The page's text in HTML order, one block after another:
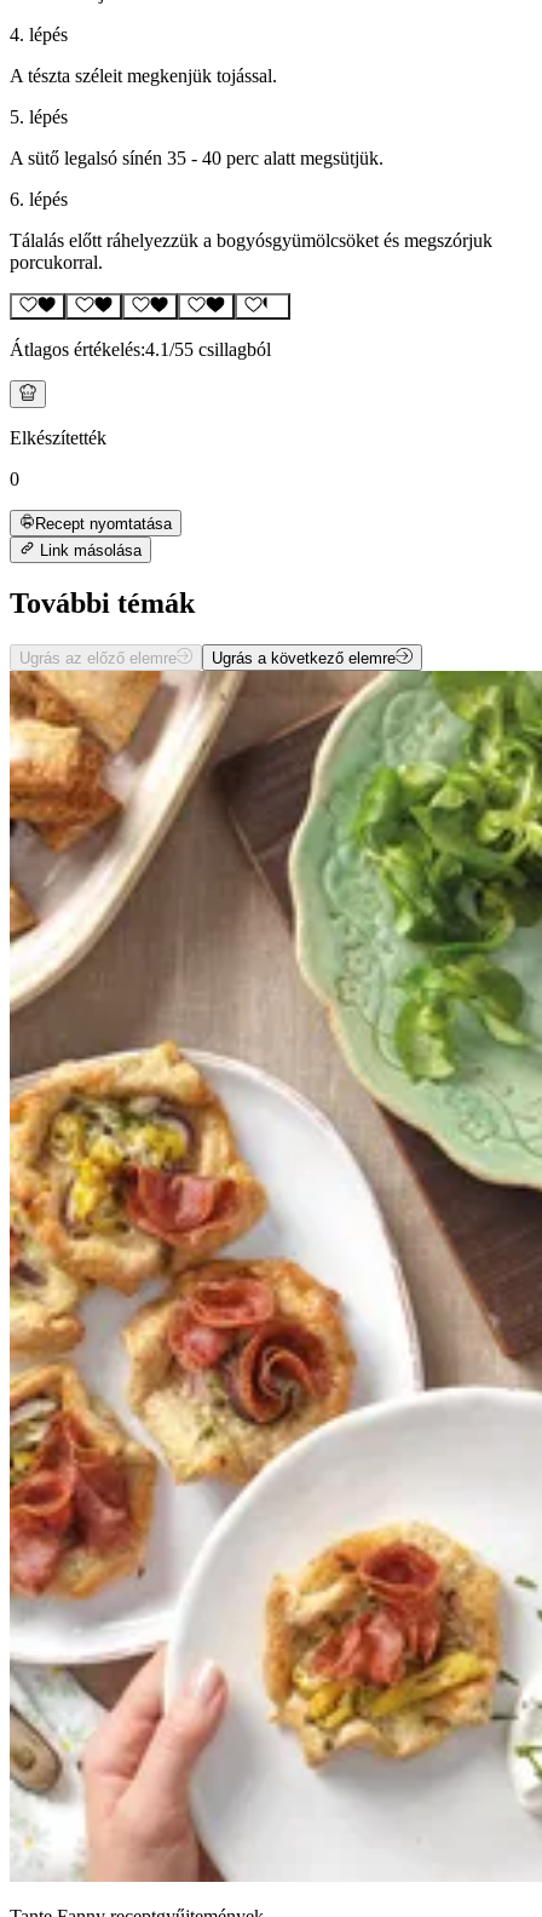
4. lépés
A tészta széleit megkenjük tojással.
5. lépés
A sütő legalsó sínén 35 - 40 perc alatt megsütjük.
6. lépés
Tálalás előtt ráhelyezzük a bogyósgyümölcsöket és megszórjuk
porcukorral.
Átlagos értékelés:4.1/55 csillagból
Elkészítették
0
Recept nyomtatása
Link másolása
További témák
Ugrás az előző elemre Ugrás a következő elemre